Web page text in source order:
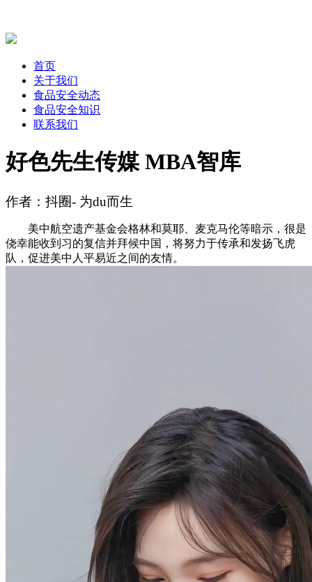
首页
关于我们
食品安全动态
食品安全知识
联系我们
好色先生传媒 MBA智库
作者：抖圈- 为du而生
美中航空遗产基金会格林和莫耶、麦克马伦等暗示，很是
侥幸能收到习的复信并拜候中国，将努力于传承和发扬飞虎
队，促进美中人平易近之间的友情。